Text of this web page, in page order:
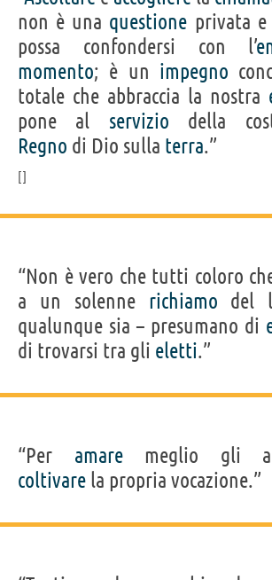
non è una questione privata
possa confondersi con l’
momento; è un impegno
totale che abbraccia la nostra
pone al servizio della
Regno di Dio sulla terra.”
“Non è vero che tutti coloro
a un solenne richiamo del
qualunque sia – presumano di
di trovarsi tra gli eletti.”
“Per amaremeglio gli
coltivare la propria vocazione.”